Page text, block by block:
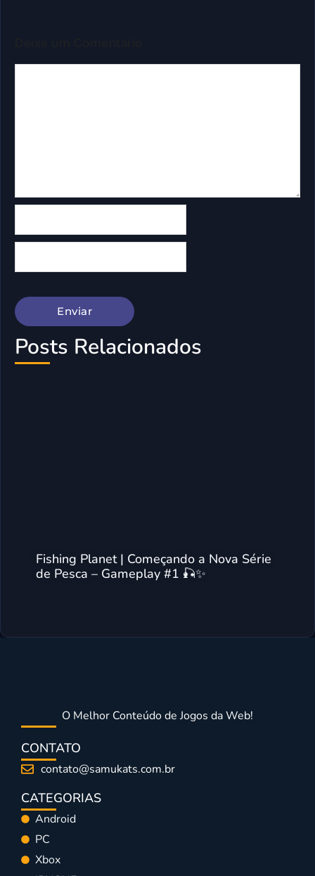
Posts Relacionados
Fishing Planet | Começando a Nova Série
de Pesca – Gameplay #1 🎣✨
O Melhor Conteúdo de Jogos da Web!
CONTATO
contato@samukats.com.br
CATEGORIAS
Android
PC
Xbox